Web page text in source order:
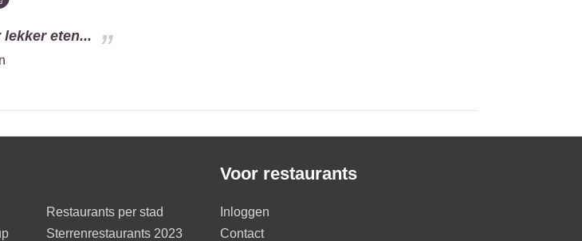
eten...
Restaurants per stad
Sterrenrestaurants 2023
Voor restaurants
Inloggen
Contact